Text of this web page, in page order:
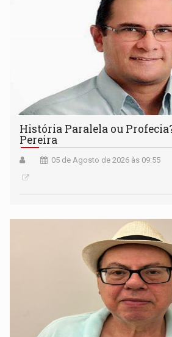
História Paralela ou
Pereira
05 de Agosto de 2026 às 09:55